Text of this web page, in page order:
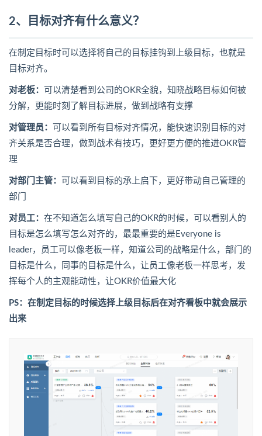
2、目标对齐有什么意义？
在制定目标时可以选择将自己的目标挂钩到上级目标，也就是
目标对齐。
对老板：
可以清楚看到公司的OKR全貌，知晓战略目标如何被
分解，更能时刻了解目标进展，做到战略有支撑
对管理员：
可以看到所有目标对齐情况，能快速识别目标的对
齐关系是否合理，做到战术有技巧，更好更方便的推进OKR管
理
对部门主管：
可以看到目标的承上启下，更好带动自己管理的
部门
对员工： 在不知道怎么填写自己的OKR的时候，可以看别人的
目标是怎么填写怎么对齐的，最最重要的是Everyone is
leader，员工可以像老板一样，知道公司的战略是什么，部门的
目标是什么，同事的目标是什么，让员工像老板一样思考，发
挥每个人的主观能动性，让OKR价值最大化
PS：在制定目标的时候选择上级目标后在对齐看板中就会展示
出来